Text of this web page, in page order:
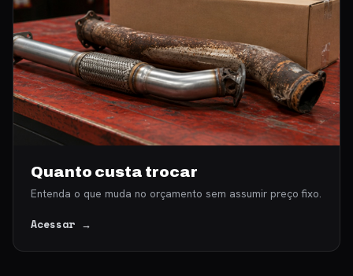
Quanto custa trocar
Entenda o que muda no orçamento sem assumir preço fixo.
Acessar →